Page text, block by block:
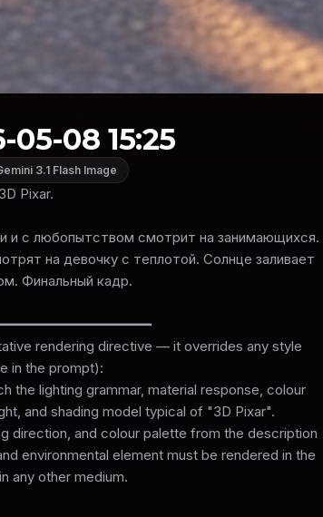
05-08 15:25
3.1 Flash Image
Pixar.
и с любопытством смотрит на занимающихся.
на девочку с теплотой. Солнце заливает
Финальный кадр.
rendering directive — it overrides any style
in the prompt):
the lighting grammar, material response, colour
and shading model typical of "3D Pixar".
direction, and colour palette from the description
environmental element must be rendered in the
any other medium.